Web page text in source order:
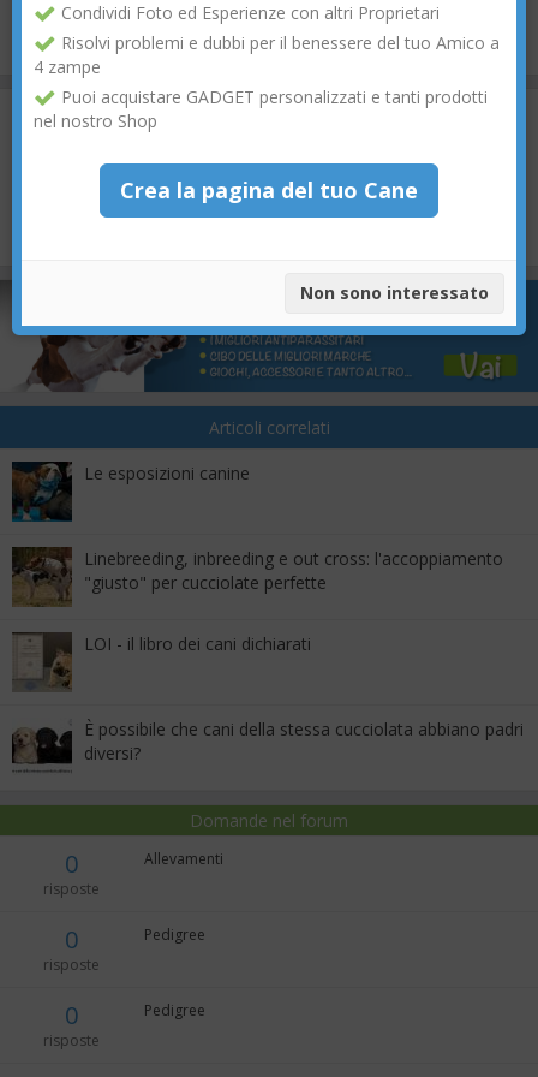
0 0
Commenti
COMMENTA
Articoli correlati
Le esposizioni canine
Linebreeding, inbreeding e out cross: l'accoppiamento
"giusto" per cucciolate perfette
LOI - il libro dei cani dichiarati
È possibile che cani della stessa cucciolata abbiano padri
diversi?
Domande nel forum
0
risposte
Allevamenti
0
risposte
Pedigree
0
risposte
Pedigree
Condividi Foto ed Esperienze con altri Proprietari
Risolvi problemi e dubbi per il benessere del tuo Amico a
4 zampe
Puoi acquistare GADGET personalizzati e tanti prodotti
nel nostro Shop
Crea la pagina del tuo Cane
Non sono interessato